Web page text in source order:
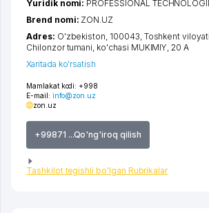
Mamlakat kodi: +998
E-mail: info@zon.uz
zon.uz
+99871 ...Qo'ng'iroq qilish
Tashkilot tegishli bo'lgan Rubrikalar
Yuridik nomi: PROFESSIONAL
Brend nomi: ZON.UZ
Adres: O'zbekiston, 100043, Toshkent viloyati
Chilonzor tumani ko'chasi MUKIMIY , 20 А
Xaritada ko'rsatish